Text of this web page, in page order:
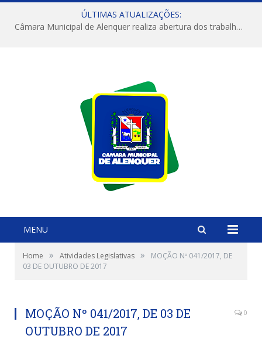
ÚLTIMAS ATUALIZAÇÕES:
Câmara Municipal de Alenquer realiza abertura dos trabalhos do 4º Período Legislativo
MENU
Home » Atividades Legislativas »
MOÇÃO Nº 041/2017, DE
03 DE OUTUBRO DE 2017
MOÇÃO Nº 041/2017, DE 03 DE
OUTUBRO DE 2017
0